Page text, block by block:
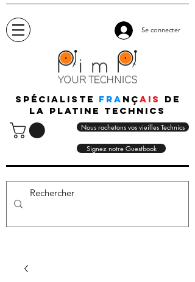
Se connecter
Spécialiste fra nçais
de
la platine technics
Nous rachetons vos vieilles Technics
Signez notre Guestbook